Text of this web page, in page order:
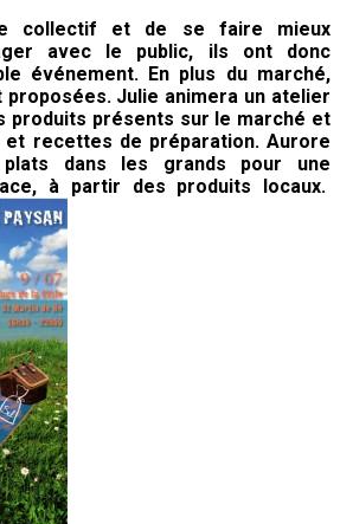
collectif et de se faire mieux
avec le public, ils ont donc
événement. En plus du marché,
proposées. Julie animera un atelier
produits présents sur le marché et
et recettes de préparation. Aurore
dans les grands pour une
à partir des produits locaux.